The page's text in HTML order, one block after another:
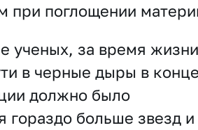
при поглощении
ученых, за время жизни
в черные дыры в
должно было
гораздо больше звезд и